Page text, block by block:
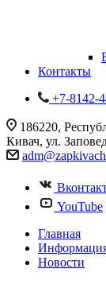
Контакты
+7-8142-
186220,
Кивач, ул.
YouTube
Главная
Новости